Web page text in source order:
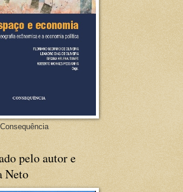
pelo autor e
Neto